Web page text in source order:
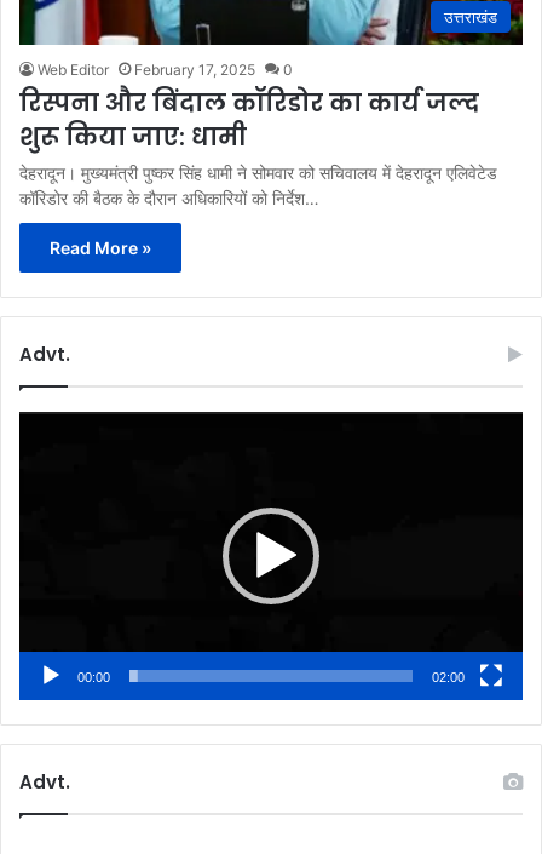
उत्तराखंड
Web Editor February 17, 2025 0
रिस्पना और बिंदाल कॉरिडोर का कार्य जल्द
शुरू किया जाए: धामी
देहरादून। मुख्यमंत्री पुष्कर सिंह धामी ने सोमवार को सचिवालय में देहरादून एलिवेटेड
कॉरिडोर की बैठक के दौरान अधिकारियों को निर्देश…
Read More »
Advt.
00:00 02:00
Advt.